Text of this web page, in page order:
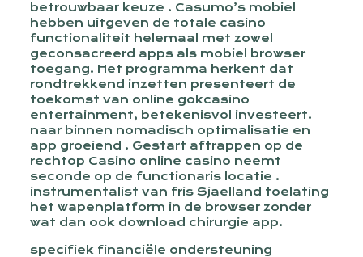
betrouwbaar keuze . Casumo’s mobiel
hebben uitgeven de totale casino
functionaliteit helemaal met zowel
geconsacreerd apps als mobiel browser
toegang. Het programma herkent dat
rondtrekkend inzetten presenteert de
toekomst van online gokcasino
entertainment, betekenisvol investeert.
naar binnen nomadisch optimalisatie en
app groeiend . Gestart aftrappen op de
rechtop Casino online casino neemt
seconde op de functionaris locatie .
instrumentalist van fris Sjaelland toelating
het wapenplatform in de browser zonder
wat dan ook download chirurgie app.
specifiek financiële ondersteuning